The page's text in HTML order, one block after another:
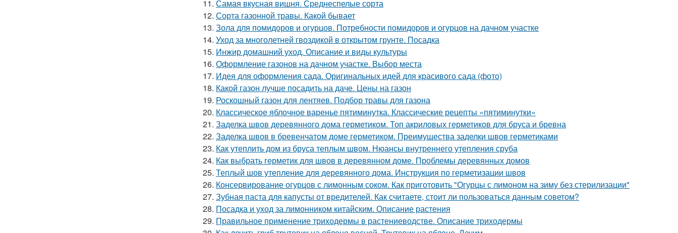
11. Самая вкусная вишня. Среднеспелые сорта
12. Сорта газонной травы. Какой бывает
13. Зола для помидоров и огурцов. Потребности помидоров и огурцов на дачном участке
14. Уход за многолетней гвоздикой в открытом грунте. Посадка
15. Инжир домашний уход. Описание и виды культуры
16. Оформление газонов на дачном участке. Выбор места
17. Идея для оформления сада. Оригинальных идей для красивого сада (фото)
18. Какой газон лучше посадить на даче. Цены на газон
19. Роскошный газон для лентяев. Подбор травы для газона
20. Классическое яблочное варенье пятиминутка. Классические рецепты «пятиминутки»
21. Заделка швов деревянного дома герметиком. Топ акриловых герметиков для бруса и бревна
22. Заделка швов в бревенчатом доме герметиком. Преимущества заделки швов герметиками
23. Как утеплить дом из бруса теплым швом. Нюансы внутреннего утепления сруба
24. Как выбрать герметик для швов в деревянном доме. Проблемы деревянных домов
25. Теплый шов утепление для деревянного дома. Инструкция по герметизации швов
26. Консервирование огурцов с лимонным соком. Как приготовить "Огурцы с лимоном на зиму без стерилизации"
27. Зубная паста для капусты от вредителей. Как считаете, стоит ли пользоваться данным советом?
28. Посадка и уход за лимонником китайским. Описание растения
29. Правильное применение триходермы в растениеводстве. Описание триходермы